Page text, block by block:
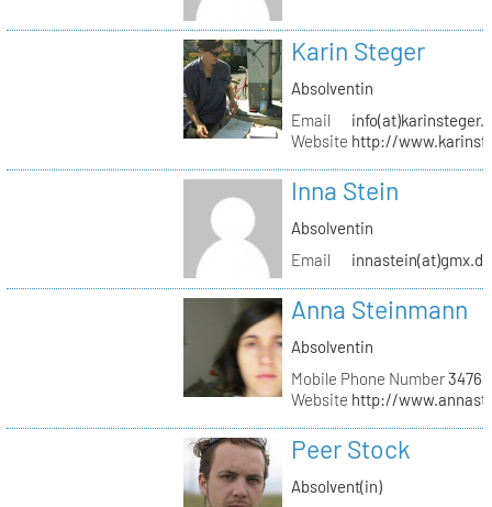
Karin Steger
Absolventin
Email
Website http://
Inna Stein
Absolventin
Email
innastein(at)gmx.de
Anna Steinmann
Absolventin
Mobile Phone Number
Website http://
Peer Stock
Absolvent(in)